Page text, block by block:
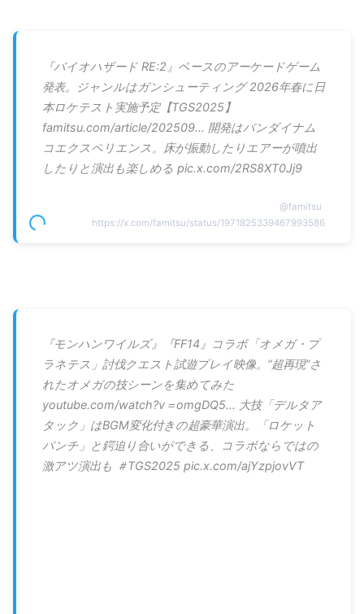
『バイオハザード RE:2』ベースのアーケードゲーム
発表。ジャンルはガンシューティング 2026年春に日
本ロケテスト実施予定【TGS2025】
famitsu.com/article/202509… 開発はバンダイナム
コエクスペリエンス。床が振動したりエアーが噴出
したりと演出も楽しめる pic.x.com/2RS8XT0Jj9
@famitsu
https://x.com/famitsu/status/1971825339467993586
『モンハンワイルズ』『FF14』コラボ「オメガ・プ
ラネテス」討伐クエスト試遊プレイ映像。“超再現”さ
れたオメガの技シーンを集めてみた
youtube.com/watch?v＝omgDQ5… 大技「デルタア
タック」はBGM変化付きの超豪華演出。「ロケット
パンチ」と鍔迫り合いができる、コラボならではの
激アツ演出も ＃TGS2025 pic.x.com/ajYzpjovVT